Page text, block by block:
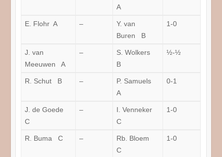
A
E. Flohr A –
Y. van
Buren B
1-0
J. van
Meeuwen A
–
S. Wolkers
B
½-½
R. Schut B –
P. Samuels
A
0-1
J. de Goede
C
–
I. Venneker
C
1-0
R. Buma C –
Rb. Bloem
C
1-0